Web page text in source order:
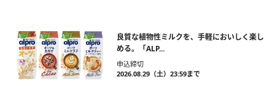
良質な植物性ミルクを、手軽においしく楽し
める。「ALP...
申込締切
2026.08.29（土）23:59まで